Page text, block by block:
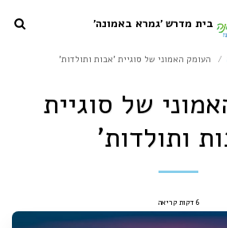
בית מדרש 'גמרא באמונה'
העומק האמוני של סוגיית 'אבות ותולדות'
של סוגיית
ותולדות'
6 דקות קריאה